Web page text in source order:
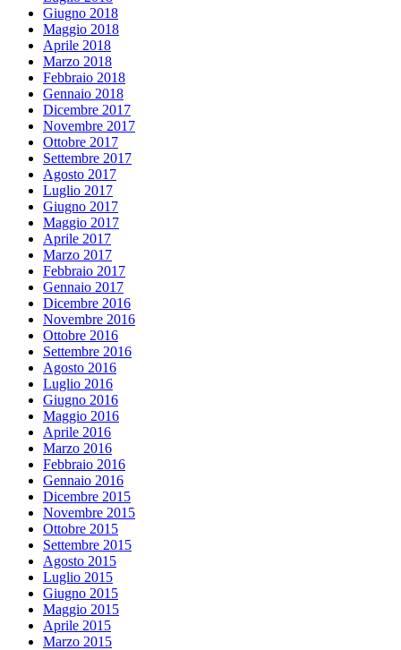
Giugno 2018
Maggio 2018
Aprile 2018
Marzo 2018
Febbraio 2018
Gennaio 2018
Dicembre 2017
Novembre 2017
Ottobre 2017
Settembre 2017
Agosto 2017
Luglio 2017
Giugno 2017
Maggio 2017
Aprile 2017
Marzo 2017
Febbraio 2017
Gennaio 2017
Dicembre 2016
Novembre 2016
Ottobre 2016
Settembre 2016
Agosto 2016
Luglio 2016
Giugno 2016
Maggio 2016
Aprile 2016
Marzo 2016
Febbraio 2016
Gennaio 2016
Dicembre 2015
Novembre 2015
Ottobre 2015
Settembre 2015
Agosto 2015
Luglio 2015
Giugno 2015
Maggio 2015
Aprile 2015
Marzo 2015